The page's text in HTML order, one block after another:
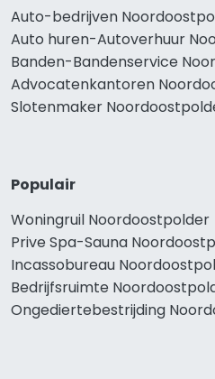
Auto-bedrijven
Auto huren-Autoverhuur
Banden-Bandenservice
Advocatenkantoren
Slotenmaker
Populair
Woningruil Noordoostpolder
Prive Spa-Sauna
Incassobureau
Bedrijfsruimte
Ongediertebestrijding